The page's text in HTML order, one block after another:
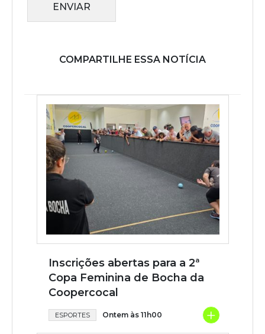
ENVIAR
COMPARTILHE ESSA NOTÍCIA
Inscrições abertas para a 2ª
Copa Feminina de Bocha da
Coopercocal
ESPORTES Ontem às 11h00 +